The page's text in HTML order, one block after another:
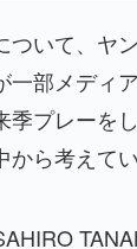
ついて、ヤ
一部メディ
季プレーを
ら考えてい